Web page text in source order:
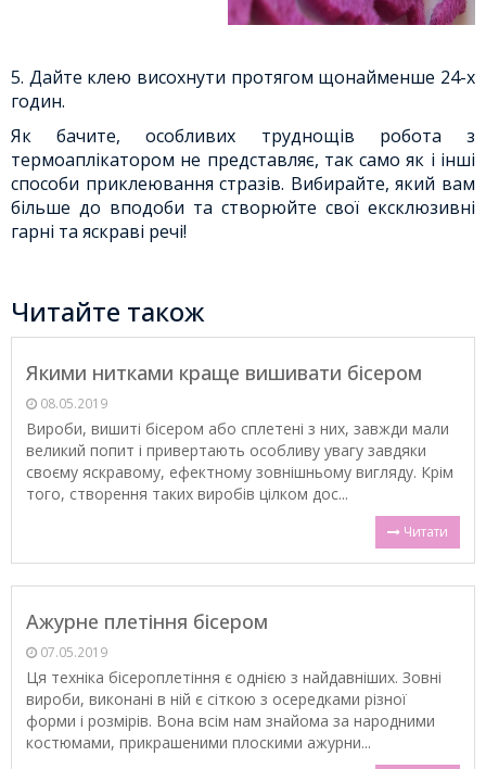
5. Дайте клею висохнути протягом щонайменше 24-х
годин.
Як бачите, особливих труднощів робота з
термоаплікатором не представляє, так само як і інші
способи приклеювання стразів. Вибирайте, який вам
більше до вподоби та створюйте свої ексклюзивні
гарні та яскраві речі!
Читайте також
Якими нитками краще вишивати бісером
08.05.2019
Вироби, вишиті бісером або сплетені з них, завжди мали
великий попит і привертають особливу увагу завдяки
своєму яскравому, ефектному зовнішньому вигляду. Крім
того, створення таких виробів цілком дос...
Читати
Ажурне плетіння бісером
07.05.2019
Ця техніка бісероплетіння є однією з найдавніших. Зовні
вироби, виконані в ній є сіткою з осередками різної
форми і розмірів. Вона всім нам знайома за народними
костюмами, прикрашеними плоскими ажурни...